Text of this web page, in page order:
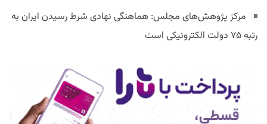
مرکز پژوهش‌های مجلس: هماهنگی نهادی شرط رسیدن ایران به
رتبه ۷۵ دولت الکترونیکی است